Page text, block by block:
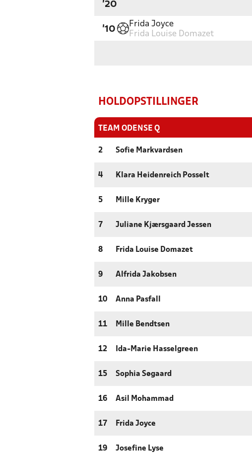
'20
'10
Frida Joyce
Frida Louise Domazet
HOLDOPSTILLINGER
TEAM ODENSE Q
2 Sofie Markvardsen
4 Klara Heidenreich Posselt
5 Mille Kryger
7 Juliane Kjærsgaard Jessen
8 Frida Louise Domazet
9 Alfrida Jakobsen
10 Anna Pasfall
11 Mille Bendtsen
12 Ida-Marie Hasselgreen
15 Sophia Søgaard
16 Asil Mohammad
17 Frida Joyce
19 Josefine Lyse